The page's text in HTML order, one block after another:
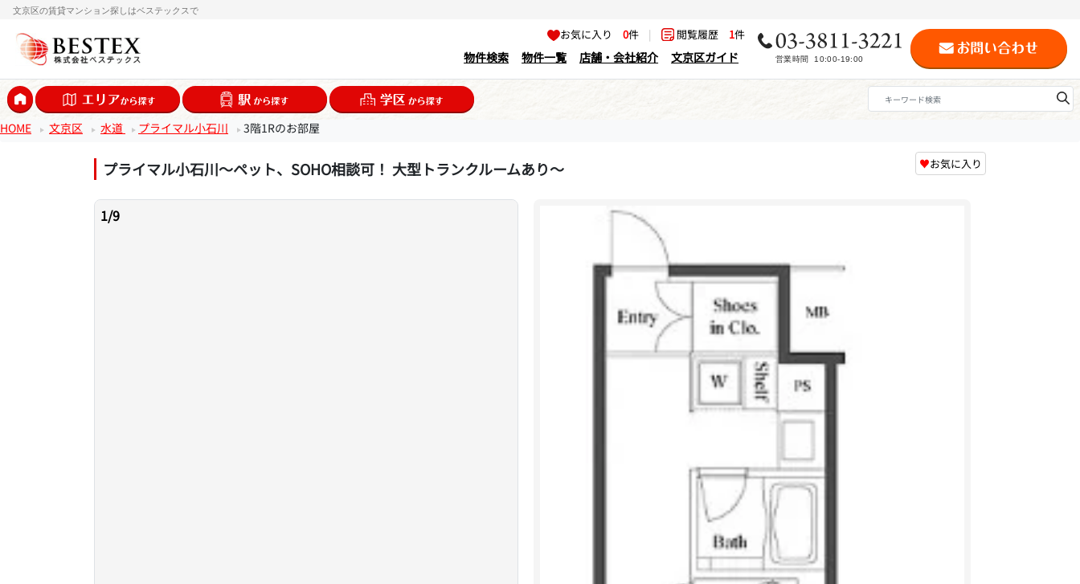
文京区の賃貸マンション探しはベステックスで
お気に入り0件 | 閲覧履歴 1件
物件検索 物件一覧 店舗・会社紹介 文京区ガイド
HOME 文京区 水道 プライマル小石川 3階1Rのお部屋
プライマル小石川〜ペット、SOHO相談可！ 大型トランクルームあり〜 ♥お気に入り
1/9